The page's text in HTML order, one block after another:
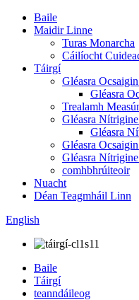
Baile
Maidir Linne
Turas Monarcha
Cáilíocht
Táirgí
Gléasra
Gléasra
Trealamh
Gléasra
Gléasra
Gléasra
Gléasra
comhbhrúiteoir
Nuacht
Déan Teagmháil Linn
English
Baile
Táirgí
teanndáileog